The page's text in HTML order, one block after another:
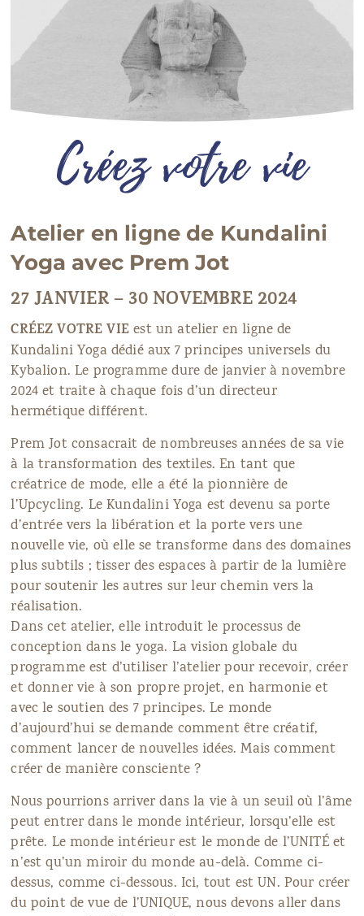
Créez votre vie
Atelier en ligne de Kundalini
Yoga avec Prem Jot
27 JANVIER – 30 NOVEMBRE 2024
CRÉEZ VOTRE VIE est un atelier en ligne de
Kundalini Yoga dédié aux 7 principes universels du
Kybalion. Le programme dure de janvier à novembre
2024 et traite à chaque fois d’un directeur
hermétique différent.
Prem Jot consacrait de nombreuses années de sa vie
à la transformation des textiles. En tant que
créatrice de mode, elle a été la pionnière de
l’Upcycling. Le Kundalini Yoga est devenu sa porte
d’entrée vers la libération et la porte vers une
nouvelle vie, où elle se transforme dans des domaines
plus subtils ; tisser des espaces à partir de la lumière
pour soutenir les autres sur leur chemin vers la
réalisation.
Dans cet atelier, elle introduit le processus de
conception dans le yoga. La vision globale du
programme est d’utiliser l’atelier pour recevoir, créer
et donner vie à son propre projet, en harmonie et
avec le soutien des 7 principes. Le monde
d’aujourd’hui se demande comment être créatif,
comment lancer de nouvelles idées. Mais comment
créer de manière consciente ?
Nous pourrions arriver dans la vie à un seuil où l’âme
peut entrer dans le monde intérieur, lorsqu’elle est
prête. Le monde intérieur est le monde de l’UNITÉ et
n’est qu’un miroir du monde au-delà. Comme ci-
dessus, comme ci-dessous. Ici, tout est UN. Pour créer
du point de vue de l’UNIQUE, nous devons aller dans